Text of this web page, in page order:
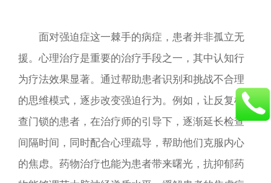
面对强迫症这一棘手的病症，患者并非孤立无
援。心理治疗是重要的治疗手段之一，其中认知行
为疗法效果显著。通过帮助患者识别和挑战不合理
的思维模式，逐步改变强迫行为。例如，让反复检
查门锁的患者，在治疗师的引导下，逐渐延长检查
间隔时间，同时配合心理疏导，帮助他们克服内心
的焦虑。药物治疗也能为患者带来曙光，抗抑郁药